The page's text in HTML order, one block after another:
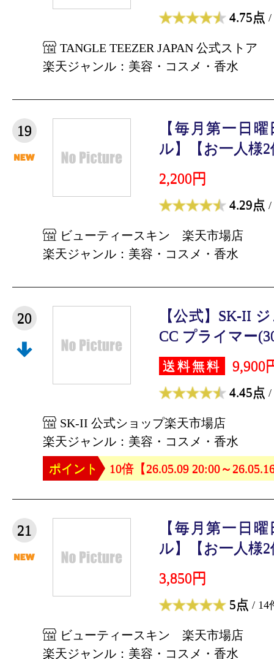
4.75点 /
TANGLE TEEZER JAPAN 公式ストア
楽天ジャンル：美容・コスメ・香水
19
【毎月第一日
ル】【お一人様
2,200円
4.29点 /
ビューティースキン 楽天市場店
楽天ジャンル：美容・コスメ・香水
20
【公式】SK-II
CC プライマー
送料無料 9,900
4.45点 /
SK-II 公式ショップ楽天市場店
楽天ジャンル：美容・コスメ・香水
ポイント
10倍【26.05.09 20:00～
21
【毎月第一日
ル】【お一人様
3,850円
5点 / 14
ビューティースキン 楽天市場店
楽天ジャンル：美容・コスメ・香水